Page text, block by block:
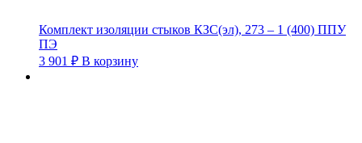
Комплект изоляции стыков КЗС(эл), 273 – 1 (400) ППУ
ПЭ
3 901 ₽ В корзину